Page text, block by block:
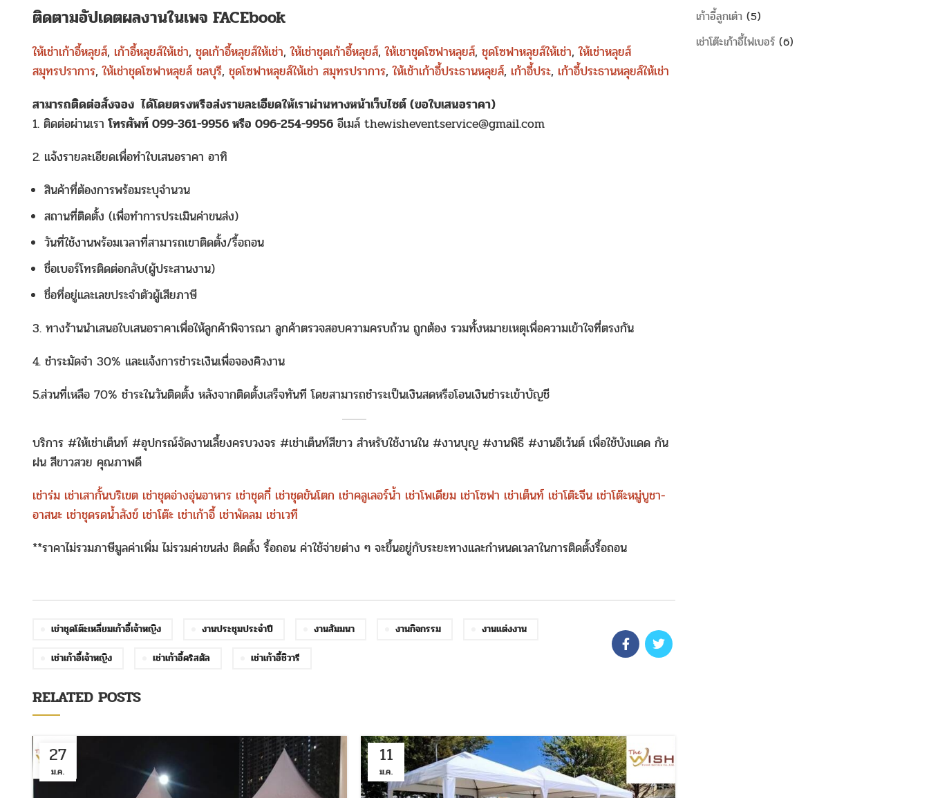
ติดตามอัปเดตผลงานในเพจ FACEbook
ให้เช่าเก้าอี้หลุยส์, เก้าอี้หลุยส์ให้เช่า, ชุดเก้าอี้หลุยส์ให้เช่า, ให้เช่าชุดเก้าอี้หลุยส์, ให้เชาชุดโซฟาหลุยส์, ชุดโซฟาหลุยส์ให้เช่า, ให้เช่าหลุยส์
สมุทรปราการ, ให้เช่าชุดโซฟาหลุยส์ ชลบุรี, ชุดโซฟาหลุยส์ให้เช่า สมุทรปราการ, ให้เช้าเก้าอี้ประธานหลุยส์, เก้าอี้ประ, เก้าอี้ประธานหลุยส์ให้เช่า
สามารถติดต่อสั่งจอง ได้โดยตรงหรือส่งรายละเอียดให้เราผ่านทางหน้าเว็บไซต์ (ขอใบเสนอราคา)
1. ติดต่อผ่านเราโทรศัพท์ 099-361-9956 หรือ 096-254-9956 อีเมล์ thewisheventservice@gmail.com
2. แจ้งรายละเอียดเพื่อทำใบเสนอราคา อาทิ
สินค้าที่ต้องการพร้อมระบุจำนวน
สถานที่ติดตั้ง (เพื่อทำการประเมินค่าขนส่ง)
วันที่ใช้งานพร้อมเวลาที่สามารถเขาติดตั้ง/รื้อถอน
ชื่อเบอร์โทรติดต่อกลับ(ผู้ประสานงาน)
ชื่อที่อยู่และเลขประจำตัวผู้เสียภาษี
3. ทางร้านนำเสนอใบเสนอราคาเพื่อให้ลูกค้าพิจารณา ลูกค้าตรวจสอบความครบถ้วน ถูกต้อง รวมทั้งหมายเหตุเพื่อความเข้าใจที่ตรงกัน
4. ชำระมัดจำ 30% และแจ้งการชำระเงินเพื่อจองคิวงาน
5.ส่วนที่เหลือ 70% ชำระในวันติดตั้ง หลังจากติดตั้งเสร็จทันที โดยสามารถชำระเป็นเงินสดหรือโอนเงินชำระเข้าบัญชี
บริการ #ให้เช่าเต็นท์ #อุปกรณ์จัดงานเลี้ยงครบวงจร #เช่าเต็นท์สีขาว สำหรับใช้งานใน #งานบุญ #งานพิธี #งานอีเว้นต์ เพื่อใช้บังแดด กัน
ฝน สีขาวสวย คุณภาพดี
เช่าร่ม เช่าเสากั้นบริเขต เช่าชุดอ่างอุ่นอาหาร เช่าชุดกี๋ เช่าชุดขันโตก เช่าคลูเลอร์น้ำ เช่าโพเดียม เช่าโซฟา เช่าเต็นท์ เช่าโต๊ะจีน เช่าโต๊ะหมู่บูชา-
อาสนะ เช่าชุดรดน้ำสังข์ เช่าโต๊ะ เช่าเก้าอี้ เช่าพัดลม เช่าเวที
**ราคาไม่รวมภาษีมูลค่าเพิ่ม ไม่รวมค่าขนส่ง ติดตั้ง รื้อถอน ค่าใช้จ่ายต่าง ๆ จะขึ้นอยู่กับระยะทางและกำหนดเวลาในการติดตั้งรื้อถอน
เข่าชุดโต๊ะเหลี่ยมเก้าอี้เจ้าหญิง งานประชุมประจำปี งานสัมมนา งานกิจกรรม
งานแต่งงาน
เช่าเก้าอี้เจ้าหญิง
เช่าเก้าอี้คริสตัล เช่าเก้าอี้ชิวารี
RELATED POSTS
27
ม.ค.
11
ม.ค.
เก้าอี้ลูกเต๋า 5
เช่าโต๊ะเก้าอี้ไฟเบอร์ 6